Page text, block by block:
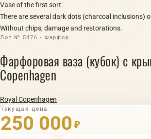
Vase of the first sort.
There are several dark dots (charcoal inclusions)
Without chips, damage and restorations.
Лот № 5476 · Фарфор
Фарфоровая ваза (кубок) с
Copenhagen
Royal Copenhagen
Текущая цена
250 000 ₽